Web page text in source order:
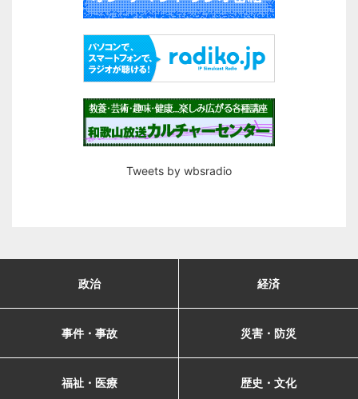
Tweets by wbsradio
政治 経済
事件・事故 災害・防災
福祉・医療 歴史・文化